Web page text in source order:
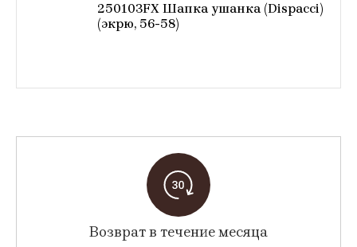
250103FX Шапка ушанка (Dispacci)
(экрю, 56-58)
Возврат в течение месяца